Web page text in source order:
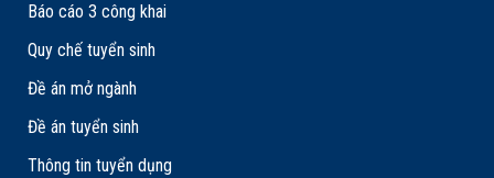
Báo cáo 3 công khai
Quy chế tuyển sinh
Đề án mở ngành
Đề án tuyển sinh
Thông tin tuyển dụng